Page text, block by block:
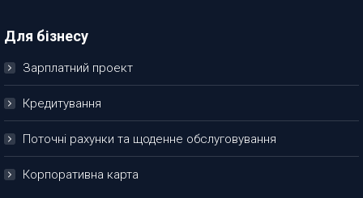
Для бізнесу
Зарплатний проект
Кредитування
Поточні рахунки та щоденне обслуговування
Корпоративна карта